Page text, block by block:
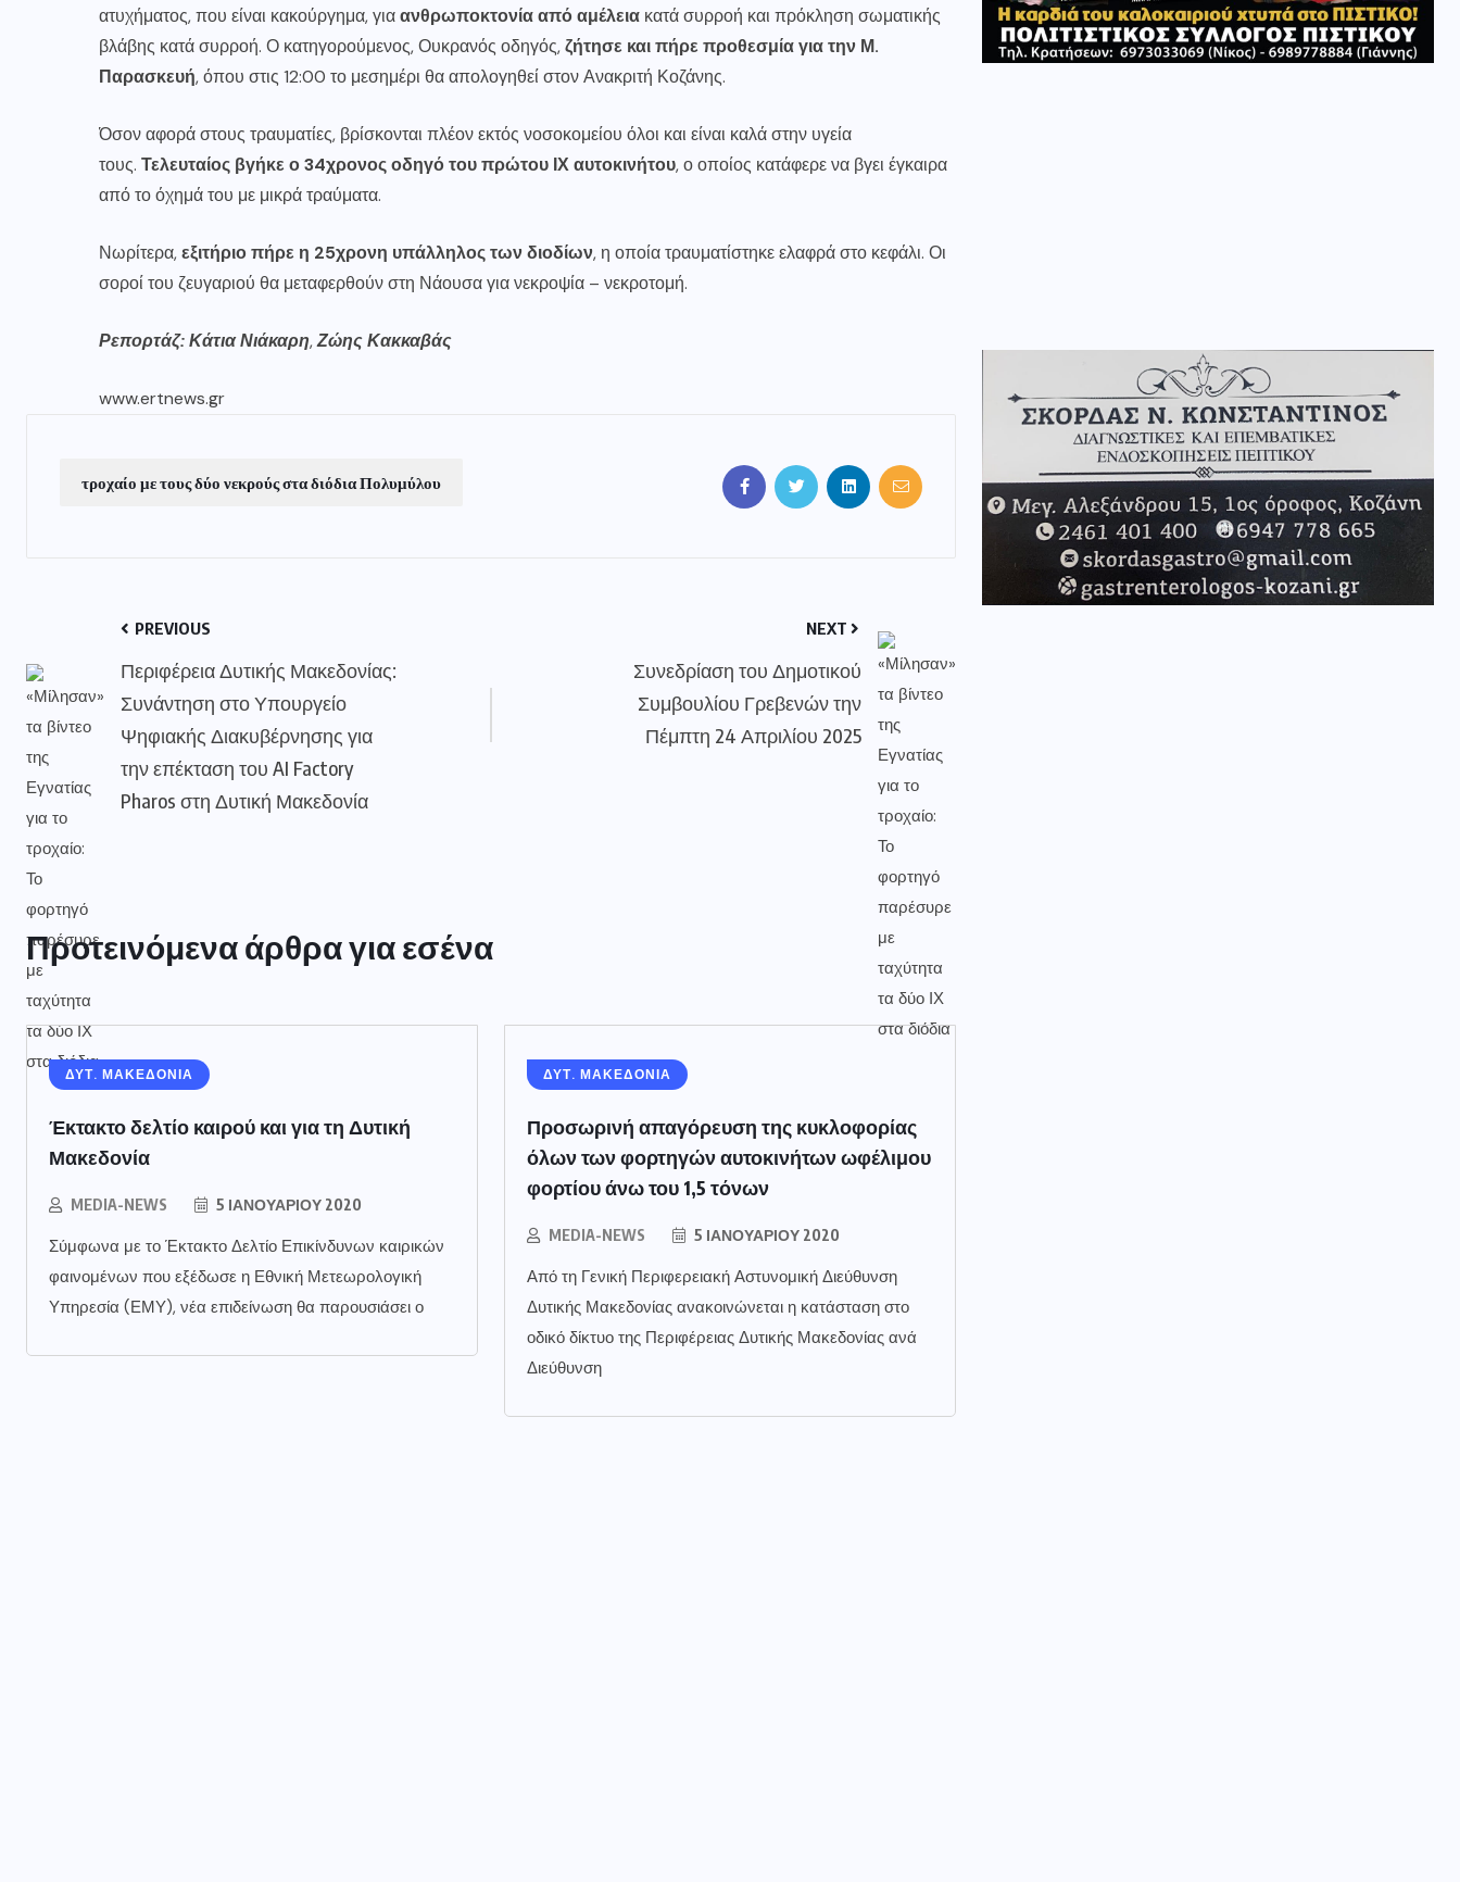
ατυχήματος, που είναι κακούργημα, γιαανθρωποκτονία από αμέλεια κατά συρροή και πρόκληση σωματικής
βλάβης κατά συρροή. Ο κατηγορούμενος, Ουκρανός οδηγός,ζήτησε και πήρε προθεσμία για την Μ.
Παρασκευή, όπου στις 12:00 το μεσημέρι θα απολογηθεί στον Ανακριτή Κοζάνης.
Όσον αφορά στους τραυματίες, βρίσκονται πλέον εκτός νοσοκομείου όλοι και είναι καλά στην υγεία
τους. Τελευταίος βγήκε ο 34χρονος οδηγό του πρώτου ΙΧ αυτοκινήτου, ο οποίος κατάφερε να βγει έγκαιρα
από το όχημά του με μικρά τραύματα.
Νωρίτερα,εξιτήριο πήρε η 25χρονη υπάλληλος των διοδίων, η οποία τραυματίστηκε ελαφρά στο κεφάλι. Οι
σοροί του ζευγαριού θα μεταφερθούν στη Νάουσα για νεκροψία – νεκροτομή.
Ρεπορτάζ: Κάτια Νιάκαρη,Ζώης Κακκαβάς
www.ertnews.gr
τροχαίο με τους δύο νεκρούς στα διόδια Πολυμύλου
PREVIOUS
Περιφέρεια Δυτικής Μακεδονίας:
Συνάντηση στο Υπουργείο
Ψηφιακής Διακυβέρνησης για
την επέκταση του AI Factory
Pharos στη Δυτική Μακεδονία
NEXT
Συνεδρίαση του Δημοτικού
Συμβουλίου Γρεβενών την
Πέμπτη 24 Απριλίου 2025
Προτεινόμενα άρθρα για εσένα
ΔΥΤ. ΜΑΚΕΔΟΝΙΑ
Έκτακτο δελτίο καιρού και για τη Δυτική
Μακεδονία
MEDIA-NEWS 5 ΙΑΝΟΥΑΡΊΟΥ 2020
Σύμφωνα με το Έκτακτο Δελτίο Επικίνδυνων καιρικών
φαινομένων που εξέδωσε η Εθνική Μετεωρολογική
Υπηρεσία (ΕΜΥ), νέα επιδείνωση θα παρουσιάσει ο
ΔΥΤ. ΜΑΚΕΔΟΝΙΑ
Προσωρινή απαγόρευση της κυκλοφορίας
όλων των φορτηγών αυτοκινήτων ωφέλιμου
φορτίου άνω του 1,5 τόνων
MEDIA-NEWS 5 ΙΑΝΟΥΑΡΊΟΥ 2020
Από τη Γενική Περιφερειακή Αστυνομική Διεύθυνση
Δυτικής Μακεδονίας ανακοινώνεται η κατάσταση στο
οδικό δίκτυο της Περιφέρειας Δυτικής Μακεδονίας ανά
Διεύθυνση